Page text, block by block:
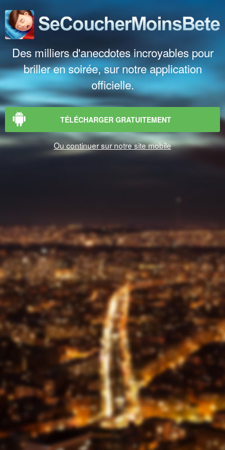
Des milliers d'anecdotes incroyables pour
briller en soirée, sur notre application
officielle.
TÉLÉCHARGER GRATUITEMENT
Ou continuer sur notre site mobile